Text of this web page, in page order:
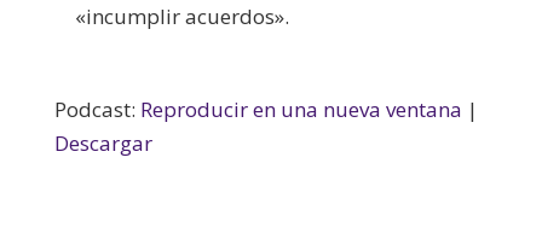
«incumplir acuerdos».
Podcast: Reproducir en una nueva ventana |
Descargar